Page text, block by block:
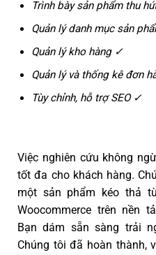
Trình bày sản phẩm thu
Quản lý danh mục sản
Quản lý kho hàng ✓
Quản lý và thống kê đơn
Tùy chỉnh, hỗ trợ SEO ✓
Việc nghiên cứu không
tốt đa cho khách hàng.
một sản phẩm kéo thả
Woocommerce trên nền
Bạn dám sẵn sàng trải
Chúng tôi đã hoàn thành,